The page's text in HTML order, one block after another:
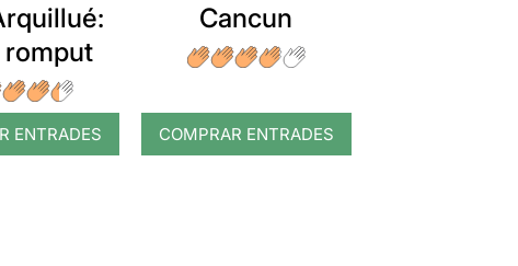
romput
ENTRADES
Cancun
COMPRAR ENTRADES